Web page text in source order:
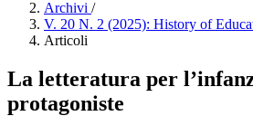
Archivi /
V. 20 N. 2 (2025): History of
Articoli
La letteratura per
protagoniste